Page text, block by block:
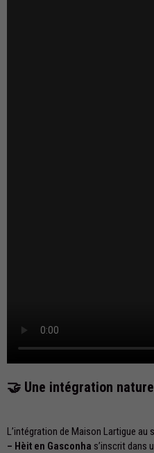
🤝 Une intégration
L’intégration de Maison Lartigue au
– Hèit en Gasconha s’inscrit dans